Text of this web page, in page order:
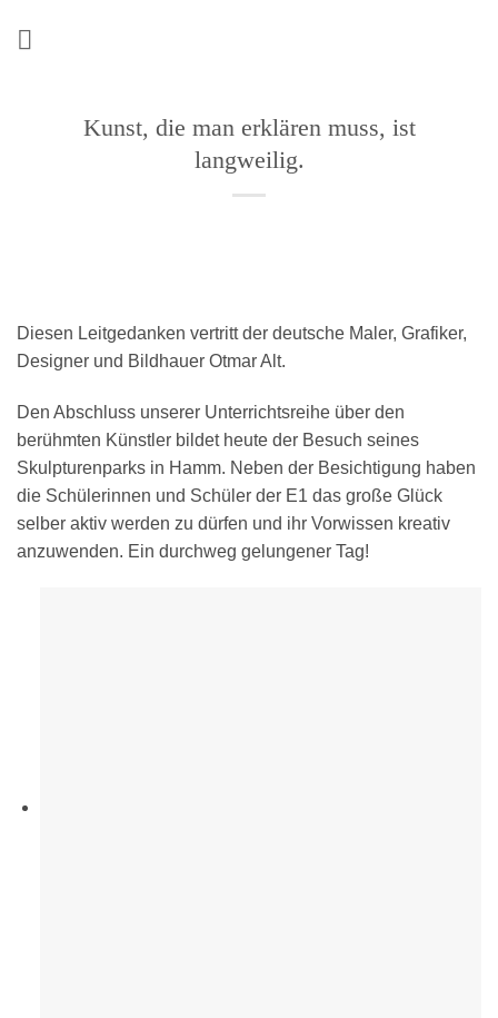
Kunst, die man erklären muss, ist
langweilig.
Diesen Leitgedanken vertritt der deutsche Maler, Grafiker,
Designer und Bildhauer Otmar Alt.
Den Abschluss unserer Unterrichtsreihe über den
berühmten Künstler bildet heute der Besuch seines
Skulpturenparks in Hamm. Neben der Besichtigung haben
die Schülerinnen und Schüler der E1 das große Glück
selber aktiv werden zu dürfen und ihr Vorwissen kreativ
anzuwenden. Ein durchweg gelungener Tag!